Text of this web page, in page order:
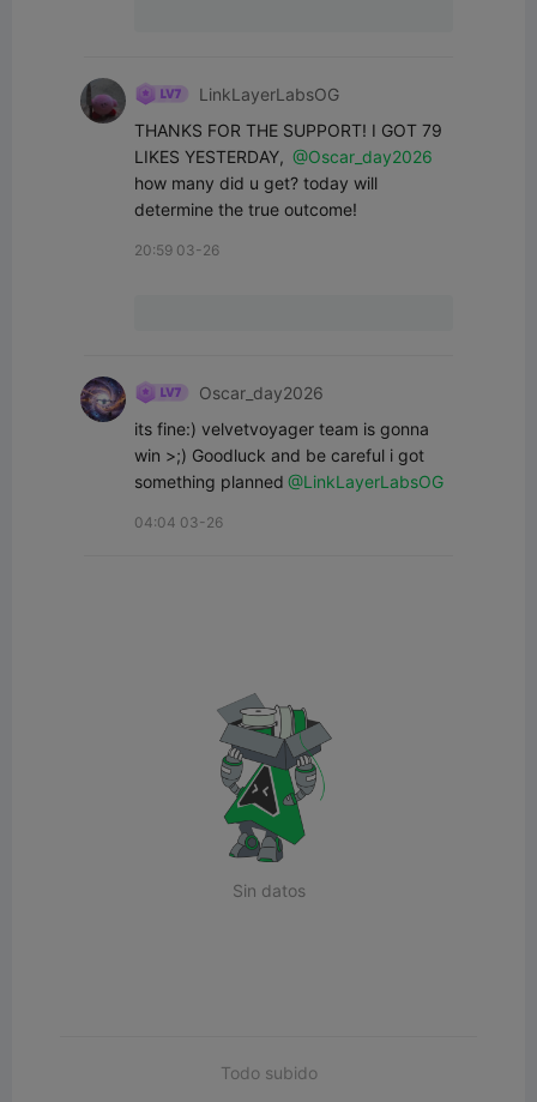
LinkLayerLabsOG
THANKS FOR THE SUPPORT! I GOT 79
LIKES YESTERDAY, @Oscar_day2026
how many did u get? today will
determine the true outcome!
20:59 03-26
Oscar_day2026
its fine:) velvetvoyager team is gonna
win >;) Goodluck and be careful i got
something planned @LinkLayerLabsOG
04:04 03-26
Sin datos
Todo subido